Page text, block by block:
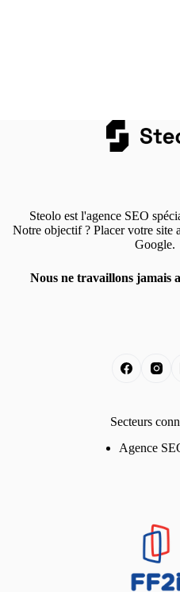
Steolo est l'agence SEO
Notre objectif ? Placer votre site
Google.
Nous ne travaillons jamais
Secteurs
Agence